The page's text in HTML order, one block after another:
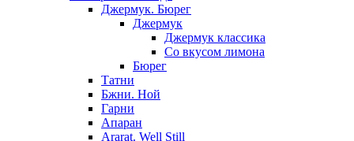
Джермук. Бюрег
Джермук
Джермук классика
Со вкусом лимона
Бюрег
Татни
Бжни. Ной
Гарни
Апаран
Ararat. Well Still